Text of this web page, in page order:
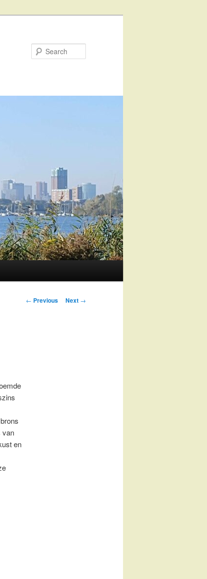
Post
← Previous Next →
van
en